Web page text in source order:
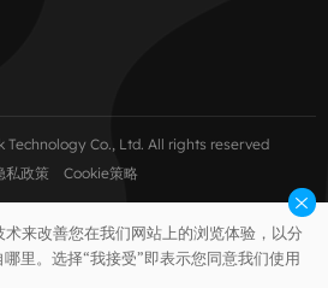
Technology Co., Ltd. All rights reserved
私政策
Cookie策略
来改善您在我们网站上的浏览体验，以分
里。选择“我接受”即表示您同意我们使用